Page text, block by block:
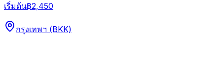
เริ่มต้น฿2,450
กรุงเทพฯ (BKK)